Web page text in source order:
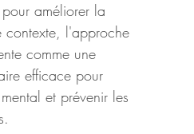
améliorer la
contexte, l'approche
comme une
efficace pour
et prévenir les